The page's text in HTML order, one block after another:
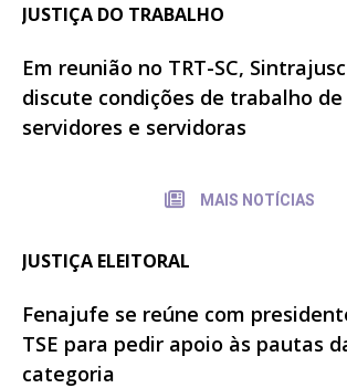
JUSTIÇA DO TRABALHO
Em reunião no TRT-SC, Sintrajusc
discute condições de trabalho de
servidores e servidoras
MAIS NOTÍCIAS
JUSTIÇA ELEITORAL
Fenajufe se reúne com
TSE para pedir apoio às pautas
categoria